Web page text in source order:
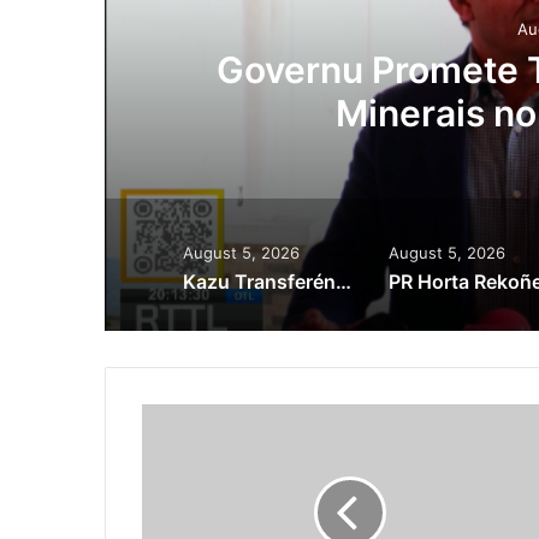
Tau Prioridade ba Setór
no Setór Produtivu
August 5, 2026
Kazu Transferénsia Osan Millaun 42 Husi Singapura, Advogadu Sei Halo Rekursu
August 5, 2026